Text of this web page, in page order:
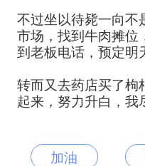
不过坐以待毙一向不
市场，找到牛肉摊位
到老板电话，预定明
转而又去药店买了枸
起来，努力升白，我
加油